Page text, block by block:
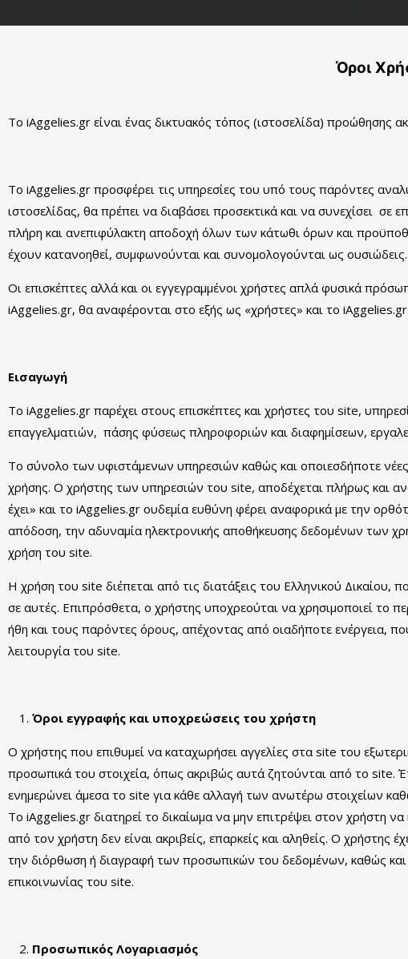
Όροι
Το iAggelies.gr είναι ένας δικτυακός τόπος (ιστοσελίδα) προώθησης
Το iAggelies.gr προσφέρει τις υπηρεσίες του υπό τους παρόντες
ιστοσελίδας, θα πρέπει να διαβάσει προσεκτικά και να συνεχίσει
πλήρη και ανεπιφύλακτη αποδοχή όλων των κάτωθι όρων και
έχουν κατανοηθεί, συμφωνούνται και συνομολογούνται ως ουσιώδεις.
Οι επισκέπτες αλλά και οι εγγεγραμμένοι χρήστες απλά φυσικά
iAggelies.gr, θα αναφέρονται στο εξής ως «χρήστες» και το
Εισαγωγή
Το iAggelies.gr παρέχει στους επισκέπτες και χρήστες του site,
επαγγελματιών, πάσης φύσεως πληροφοριών και διαφημίσεων,
Το σύνολο των υφιστάμενων υπηρεσιών καθώς και οποιεσδήποτε
χρήσης. Ο χρήστης των υπηρεσιών του site, αποδέχεται πλήρως και
έχει» και το iAggelies.gr ουδεμία ευθύνη φέρει αναφορικά με την
απόδοση, την αδυναμία ηλεκτρονικής αποθήκευσης δεδομένων των
χρήση του site.
Η χρήση του site διέπεται από τις διατάξεις του Ελληνικού Δικαίου,
σε αυτές. Επιπρόσθετα, ο χρήστης υποχρεούται να χρησιμοποιεί το
ήθη και τους παρόντες όρους, απέχοντας από οιαδήποτε ενέργεια,
λειτουργία του site.
Όροι εγγραφής και υποχρεώσεις του χρήστη
Ο χρήστης που επιθυμεί να καταχωρήσει αγγελίες στα site του
προσωπικά του στοιχεία, όπως ακριβώς αυτά ζητούνται από το site.
ενημερώνει άμεσα το site για κάθε αλλαγή των ανωτέρω στοιχείων
Το iAggelies.gr διατηρεί το δικαίωμα να μην επιτρέψει στον χρήστη
από τον χρήστη δεν είναι ακριβείς, επαρκείς και αληθείς. Ο χρήστης
την διόρθωση ή διαγραφή των προσωπικών του δεδομένων, καθώς
επικοινωνίας του site.
Προσωπικός Λογαριασμός